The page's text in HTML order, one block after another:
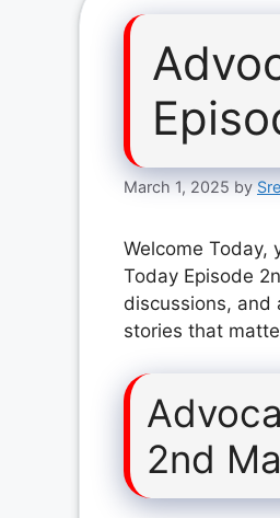
March 1, 2025 by
Welcome Today,
Today Episode
discussions, and
stories that
2nd